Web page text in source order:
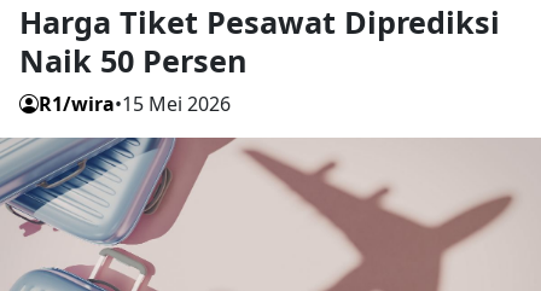
Harga Tiket Pesawat Diprediksi
Naik 50 Persen
R1/wira•15 Mei 2026